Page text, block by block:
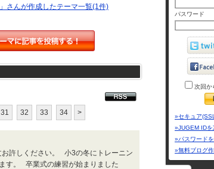
」さんが作成したテーマ一覧(1件)
31 32 33 34 >
許しください。 小3の冬にトレーニン
す。 卒業式の練習が始まりました
パスワード
次回か
»セキュア
»JUGEM IDを
»パスワード
»無料ブログ